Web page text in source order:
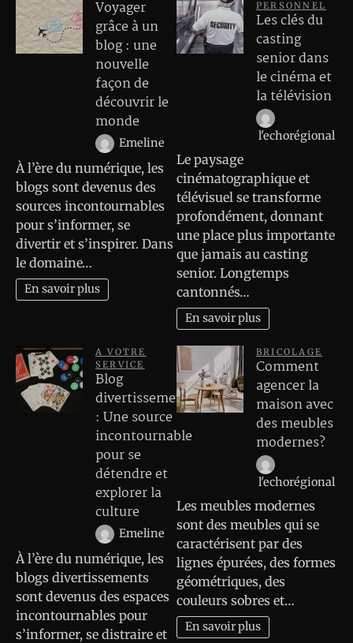
Voyager
grâce à un
blog : une
nouvelle
façon de
découvrir le
monde
Emeline
À l’ère du numérique, les
blogs sont devenus des
sources incontournables
pour s’informer, se
divertir et s’inspirer. Dans
le domaine…
En savoir plus
PERSONNEL
Les clés du
casting
senior dans
le cinéma et
la télévision
l'echorégional
Le paysage
cinématographique et
télévisuel se transforme
profondément, donnant
une place plus importante
que jamais au casting
senior. Longtemps
cantonnés…
En savoir plus
A VOTRE
SERVICE
Blog
divertissements
: Une source
incontournable
pour se
détendre et
explorer la
culture
Emeline
À l’ère du numérique, les
blogs divertissements
sont devenus des espaces
incontournables pour
s’informer, se distraire et
BRICOLAGE
Comment
agencer la
maison avec
des meubles
modernes?
l'echorégional
Les meubles modernes
sont des meubles qui se
caractérisent par des
lignes épurées, des formes
géométriques, des
couleurs sobres et…
En savoir plus